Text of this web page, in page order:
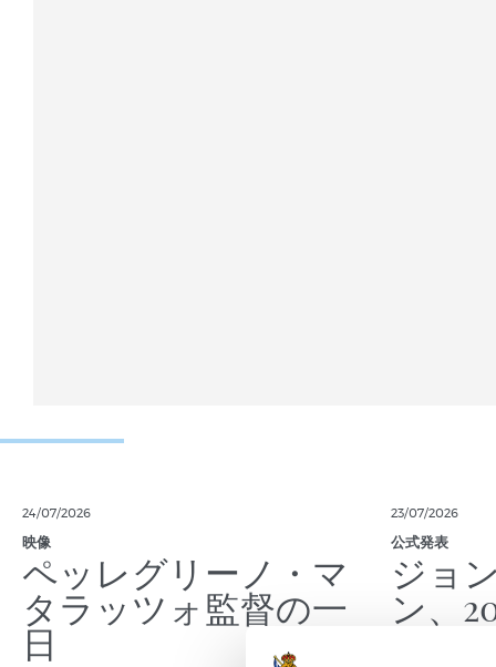
24/07/2026
映像
ペッレグリーノ・マ
タラッツォ監督の一
日
23/07/2026
公式発表
ジョ
ン、
延長